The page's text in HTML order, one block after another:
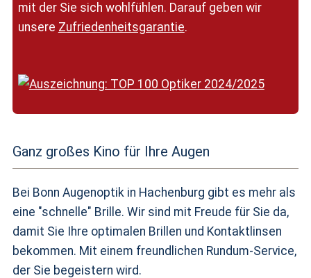
mit der Sie sich wohlfühlen. Darauf geben wir
unsere Zufriedenheitsgarantie.
Ganz großes Kino für Ihre Augen
Bei Bonn Augenoptik in Hachenburg gibt es mehr als
eine "schnelle" Brille. Wir sind mit Freude für Sie da,
damit Sie Ihre optimalen Brillen und Kontaktlinsen
bekommen. Mit einem freundlichen Rundum-Service,
der Sie begeistern wird.